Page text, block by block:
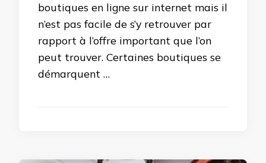
boutiques en ligne sur internet mais il
n’est pas facile de s’y retrouver par
rapport à l’offre important que l’on
peut trouver. Certaines boutiques se
démarquent …